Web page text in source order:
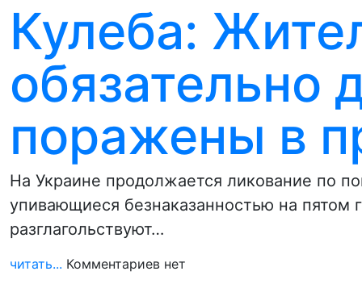
Кулеба:
поражены в
На Украине продолжается ликование по
упивающиеся безнаказанностью на пятом
разглагольствуют…
читать... Комментариев нет